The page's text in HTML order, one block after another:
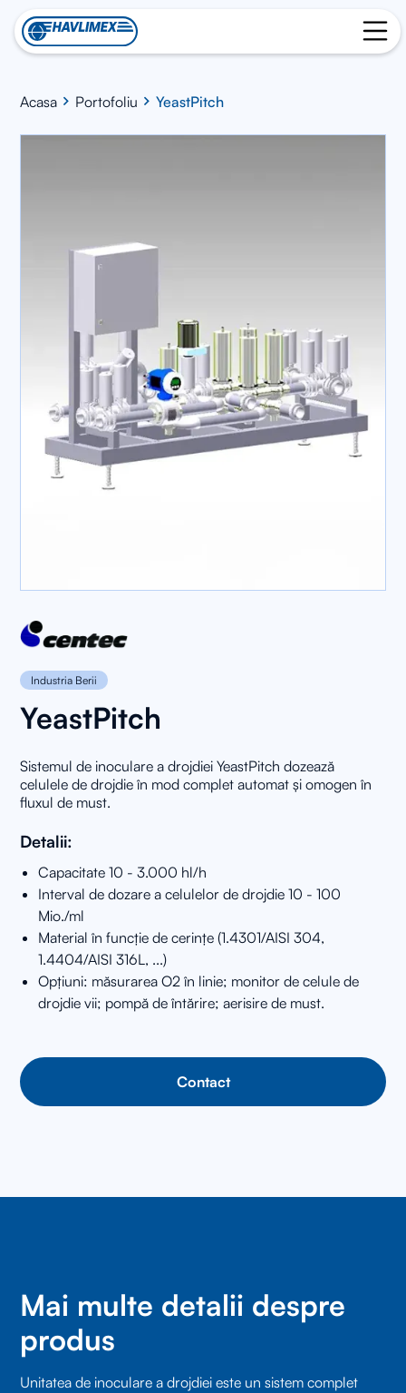
Acasa Portofoliu YeastPitch
Industria Berii
YeastPitch
Sistemul de inoculare a drojdiei YeastPitch dozează
celulele de drojdie în mod complet automat și omogen în
fluxul de must.
Detalii:
Capacitate 10 - 3.000 hl/h
Interval de dozare a celulelor de drojdie 10 - 100
Mio./ml
Material în funcție de cerințe (1.4301/AISI 304,
1.4404/AISI 316L, ...)
Opțiuni: măsurarea O2 în linie; monitor de celule de
drojdie vii; pompă de întărire; aerisire de must.
Contact
Mai multe detalii despre
produs
Unitatea de inoculare a drojdiei este un sistem complet